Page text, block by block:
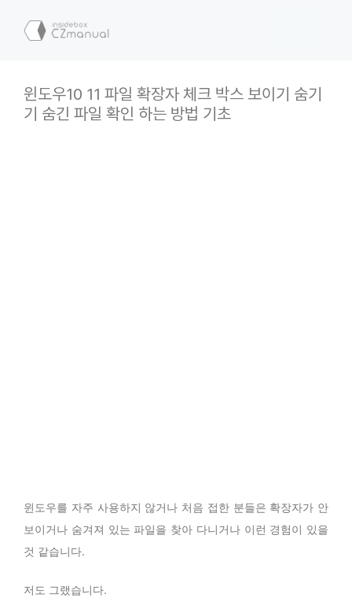
윈도우10 11 파일 확장자 체크 박스 보이기 숨기
기 숨긴 파일 확인 하는 방법 기초
윈도우를 자주 사용하지 않거나 처음 접한 분들은 확장자가 안
보이거나 숨겨져 있는 파일을 찾아 다니거나 이런 경험이 있을
것 같습니다.
저도 그랬습니다.